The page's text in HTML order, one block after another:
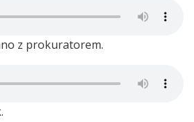
z prokuratorem.